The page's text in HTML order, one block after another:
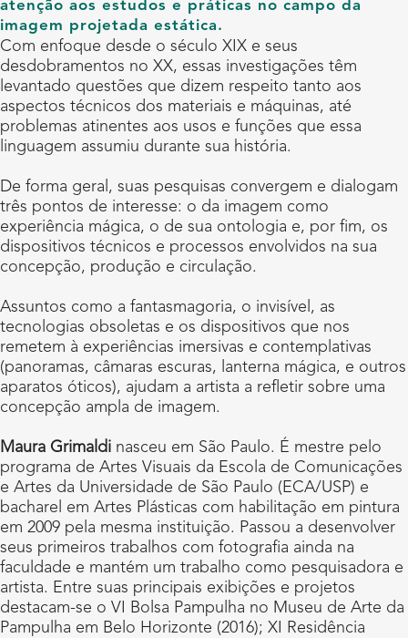
atenção aos estudos e práticas no campo da
imagem projetada estática.
Com enfoque desde o século XIX e seus
desdobramentos no XX, essas investigações têm
levantado questões que dizem respeito tanto aos
aspectos técnicos dos materiais e máquinas, até
problemas atinentes aos usos e funções que essa
linguagem assumiu durante sua história.
De forma geral, suas pesquisas convergem e dialogam
três pontos de interesse: o da imagem como
experiência mágica, o de sua ontologia e, por fim, os
dispositivos técnicos e processos envolvidos na sua
concepção, produção e circulação.
Assuntos como a fantasmagoria, o invisível, as
tecnologias obsoletas e os dispositivos que nos
remetem à experiências imersivas e contemplativas
(panoramas, câmaras escuras, lanterna mágica, e outros
aparatos óticos), ajudam a artista a refletir sobre uma
concepção ampla de imagem.
Maura Grimaldi nasceu em São Paulo. É mestre pelo
programa de Artes Visuais da Escola de Comunicações
e Artes da Universidade de São Paulo (ECA/USP) e
bacharel em Artes Plásticas com habilitação em pintura
em 2009 pela mesma instituição. Passou a desenvolver
seus primeiros trabalhos com fotografia ainda na
faculdade e mantém um trabalho como pesquisadora e
artista. Entre suas principais exibições e projetos
destacam-se o VI Bolsa Pampulha no Museu de Arte da
Pampulha em Belo Horizonte (2016); XI Residência